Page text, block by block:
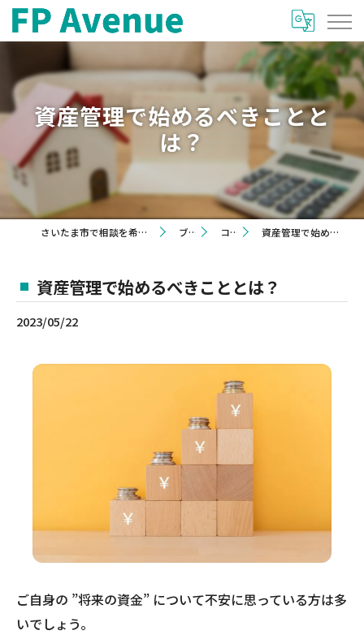
資産管理で始めるべきことと
は？
さいたま市で相談を希望するならFP Avenue ブログ コラム 資産管理で始めるべきこととは？
資産管理で始めるべきこととは？
2023/05/22
ご自身の ”将来の資金” について不安に思っている方は多
いでしょう。